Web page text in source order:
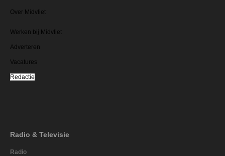
Over Midvliet
Werken bij Midvliet
Adverteren
Vacatures
Redactie
Radio & Televisie
Radio